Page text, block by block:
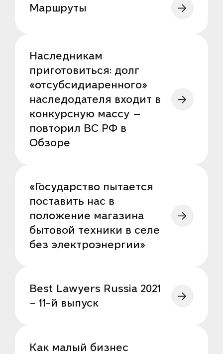
Маршруты
Наследникам
приготовиться: долг
«отсубсидиаренного»
наследодателя входит в
конкурсную массу —
повторил ВС РФ в
Обзоре
«Государство пытается
поставить нас в
положение магазина
бытовой техники в селе
без электроэнергии»
Best Lawyers Russia 2021
– 11-й выпуск
Как малый бизнес